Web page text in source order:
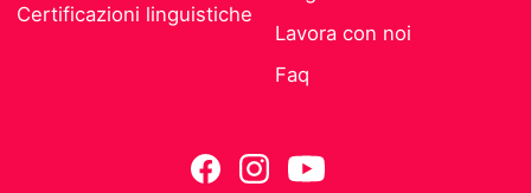
Certificazioni linguistiche
Lavora con noi
Faq